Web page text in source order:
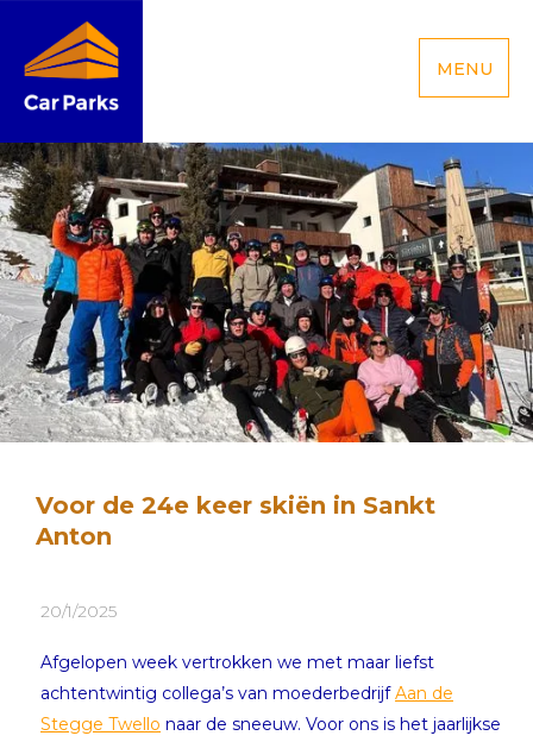
MENU
Voor de 24e keer skiën in Sankt
Anton
20/1/2025
Afgelopen week vertrokken we met maar liefst
achtentwintig collega’s van moederbedrijfAan de
Stegge Twello naar de sneeuw. Voor ons is het jaarlijkse